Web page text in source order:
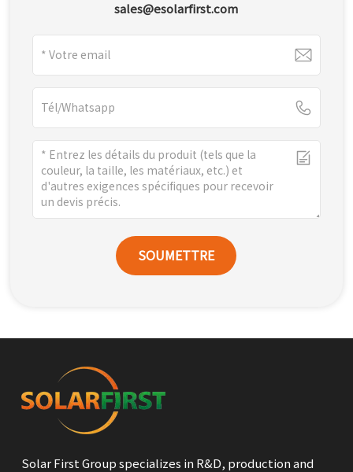
sales@esolarfirst.com
SOUMETTRE
Solar First Group specializes in R&D, production and